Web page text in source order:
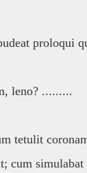
proloqui
leno? .........
tetulit
cum